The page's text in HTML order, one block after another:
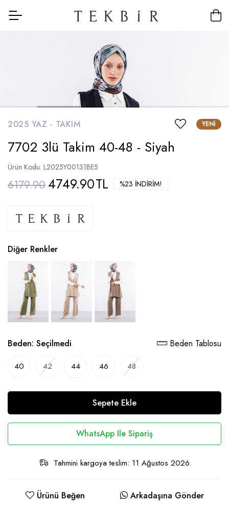
2025 YAZ - TAKIM YENI
7702 3lü Takim 40-48 - Siyah
Ürün Kodu: L2025Y00131BE5
6179.904749.90TL %23 İNDIRIM!
Diğer Renkler
Beden: Seçilmedi Beden Tablosu
40 42 44 46 48
Sepete Ekle
WhatsApp Ile Sipariş
Tahmini kargoya teslim: 11 Ağustos 2026
Ürünü Beğen Arkadaşına Gönder